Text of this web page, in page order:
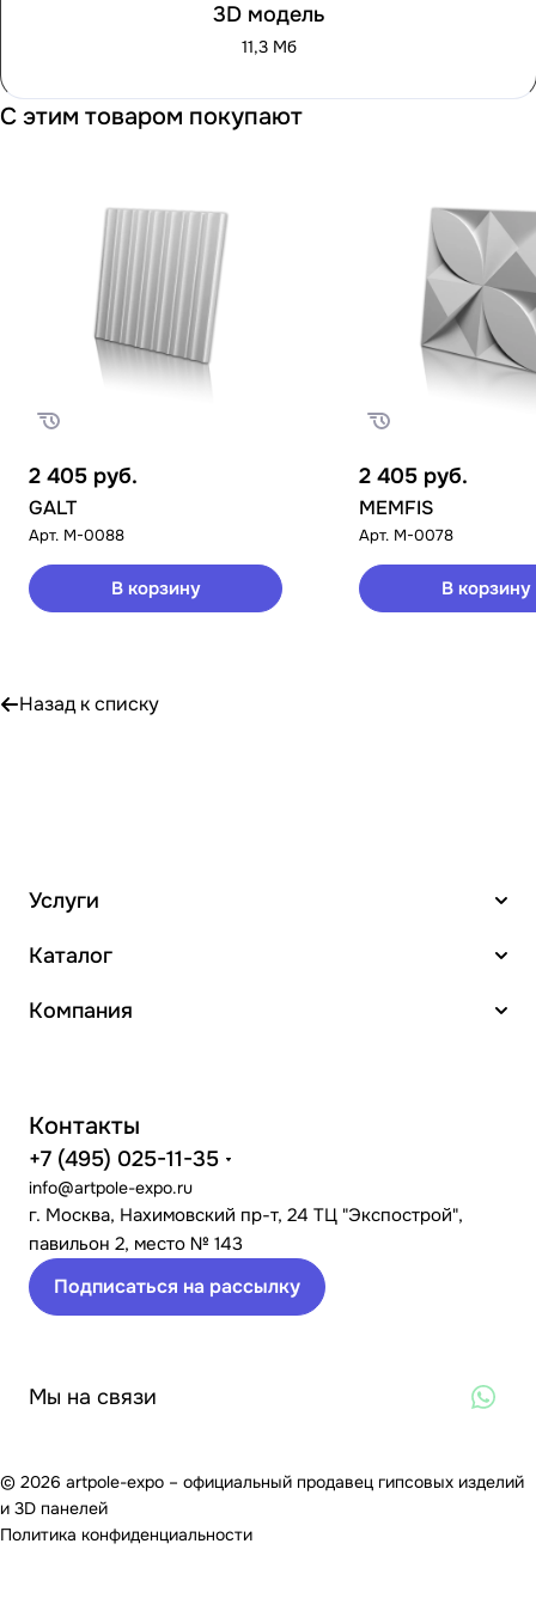
3D модель
11,3 Мб
С этим товаром покупают
2 405 руб.
GALT
Арт. M-0088
В корзину
2 405 руб.
MEMFIS
Арт. M-0078
В корзину
Назад к списку
Услуги
Каталог
Компания
Контакты
+7 (495) 025-11-35
info@artpole-expo.ru
г. Москва, Нахимовский пр-т, 24 ТЦ "Экспострой",
павильон 2, место № 143
Подписаться на рассылку
Мы на связи
© 2026 artpole-expo – официальный продавец гипсовых изделий
и 3D панелей
Политика конфиденциальности